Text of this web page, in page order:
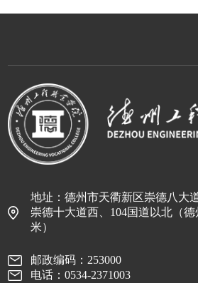
地址：德州市天衢新区崇德八大
崇德十大道西、104国道以北（
米）
邮政编码：253000
电话：0534-2371003